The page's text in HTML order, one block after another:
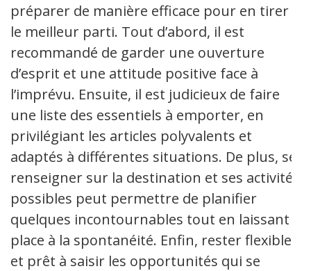
préparer de manière efficace pour en tirer
le meilleur parti. Tout d’abord, il est
recommandé de garder une ouverture
d’esprit et une attitude positive face à
l’imprévu. Ensuite, il est judicieux de faire
une liste des essentiels à emporter, en
privilégiant les articles polyvalents et
adaptés à différentes situations. De plus, se
renseigner sur la destination et ses activités
possibles peut permettre de planifier
quelques incontournables tout en laissant
place à la spontanéité. Enfin, rester flexible
et prêt à saisir les opportunités qui se